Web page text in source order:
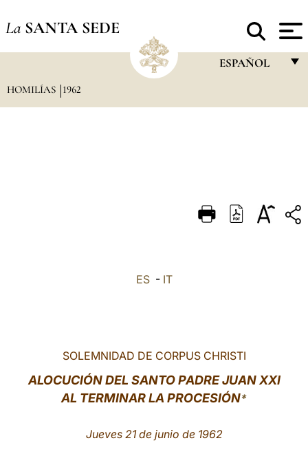
La SANTA SEDE
ESPAÑOL
DEUTSCH
HOMILÍAS 1962
ES- IT
SOLEMNIDAD DE CORPUS CHRISTI
ALOCUCIÓN DEL SANTO PADRE JUAN XXI
AL TERMINAR LA PROCESIÓN*
Jueves 21 de junio de 1962